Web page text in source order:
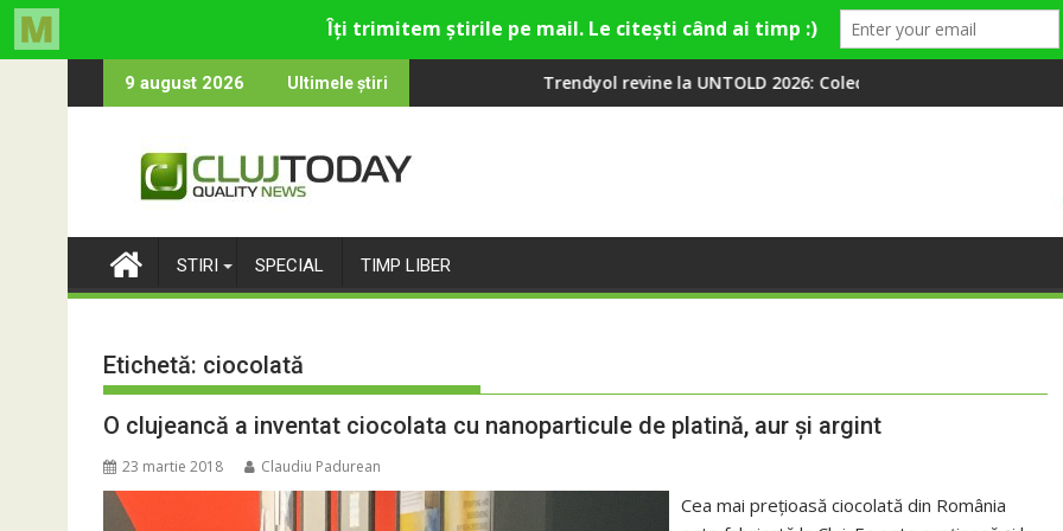
to
9 august 2026 Ultimele știri
rămân: Almost Still Trendyol revine la UNTOLD 2026: Colecții capsulă lansate cu Gina, Smiley și
Peste 100 000 de oameni
STIRI SPECIAL TIMP LIBER
Etichetă: ciocolată
O clujeancă a inventat ciocolata cu nanoparticule de platină, aur şi argint
23 martie 2018 Claudiu Padurean
Cea mai preţioasă ciocolată din România